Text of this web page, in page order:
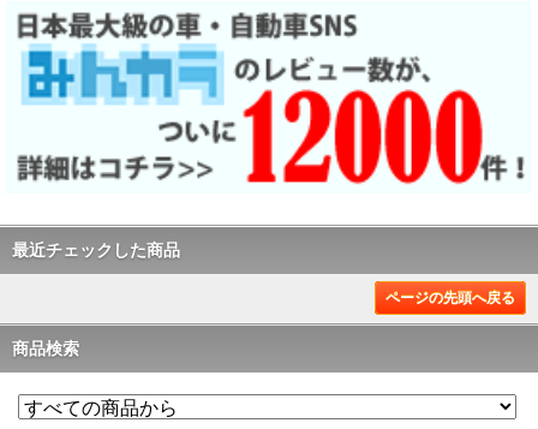
最近チェックした商品
ページの先頭へ戻る
商品検索